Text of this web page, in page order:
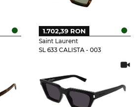
Saint Laurent
SL 633 CALISTA - 003
1.702,39 RON